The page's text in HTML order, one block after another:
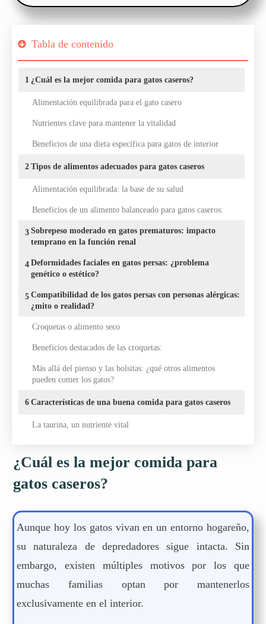
Tabla de contenido
1 ¿Cuál es la mejor comida para gatos caseros?
Alimentación equilibrada para el gato casero
Nutrientes clave para mantener la vitalidad
Beneficios de una dieta específica para gatos de interior
2 Tipos de alimentos adecuados para gatos caseros
Alimentación equilibrada: la base de su salud
Beneficios de un alimento balanceado para gatos caseros:
3 Sobrepeso moderado en gatos prematuros: impacto
temprano en la función renal
4 Deformidades faciales en gatos persas: ¿problema
genético o estético?
5 Compatibilidad de los gatos persas con personas alérgicas:
¿mito o realidad?
Croquetas o alimento seco
Beneficios destacados de las croquetas:
Más allá del pienso y las bolsitas: ¿qué otros alimentos
pueden comer los gatos?
6 Características de una buena comida para gatos caseros
La taurina, un nutriente vital
¿Cuál es la mejor comida para
gatos caseros?
Aunque hoy los gatos vivan en un entorno hogareño,
su naturaleza de depredadores sigue intacta. Sin
embargo, existen múltiples motivos por los que
muchas familias optan por mantenerlos
exclusivamente en el interior.